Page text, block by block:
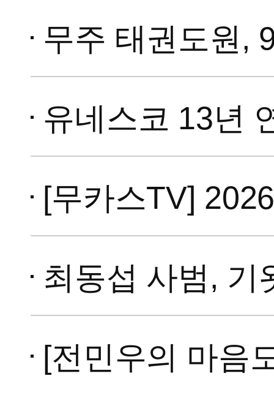
무주 태권도원, 9월 4일
유네스코 13년 연속 후원…
[무카스TV] 2026
최동섭 사범, 기왓장 16
[전민우의 마음도장] 국기원으로